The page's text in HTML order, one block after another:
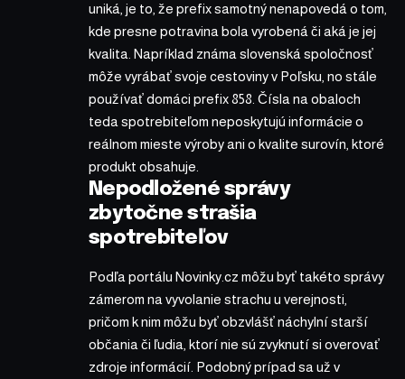
uniká, je to, že prefix samotný nenapovedá o tom,
kde presne potravina bola vyrobená či aká je jej
kvalita. Napríklad známa slovenská spoločnosť
môže vyrábať svoje cestoviny v Poľsku, no stále
používať domáci prefix 858. Čísla na obaloch
teda spotrebiteľom neposkytujú informácie o
reálnom mieste výroby ani o kvalite surovín, ktoré
produkt obsahuje.
Nepodložené správy
zbytočne strašia
spotrebiteľov
Podľa portálu Novinky.cz môžu byť takéto správy
zámerom na vyvolanie strachu u verejnosti,
pričom k nim môžu byť obzvlášť náchylní starší
občania či ľudia, ktorí nie sú zvyknutí si overovať
zdroje informácií. Podobný prípad sa už v